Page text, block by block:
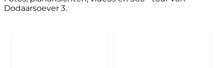
Dodaarsoever 3.